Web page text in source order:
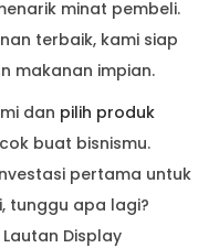
minat pembeli.
terbaik, kami siap
makanan impian.
dan pilih produk
buat bisnismu.
pertama untuk
tunggu apa lagi?
Display